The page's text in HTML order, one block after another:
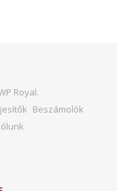
Royal.
Beszámolók